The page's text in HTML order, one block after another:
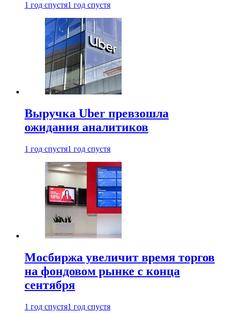
1 год спустя1 год спустя
Выручка Uber превзошла
ожидания аналитиков
1 год спустя1 год спустя
Мосбиржа увеличит время торгов
на фондовом рынке с конца
сентября
1 год спустя1 год спустя